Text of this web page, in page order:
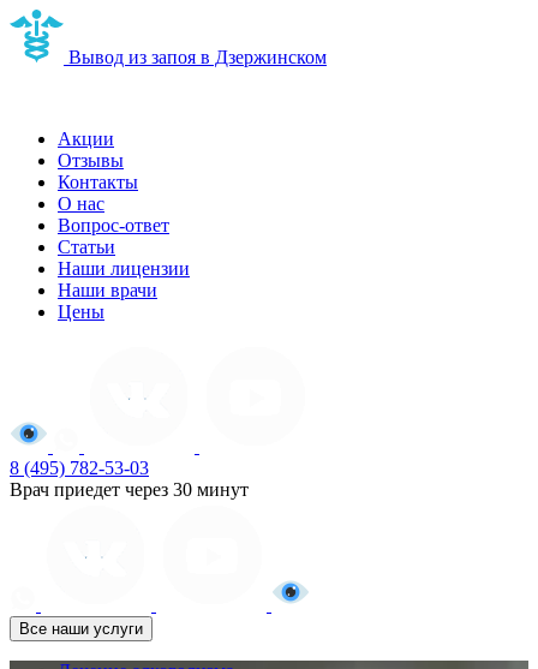
Вывод из запоя в Дзержинском
Акции
Отзывы
Контакты
О нас
Вопрос-ответ
Статьи
Наши лицензии
Наши врачи
Цены
8 (495) 782-53-03
Врач приедет через 30 минут
Все наши услуги